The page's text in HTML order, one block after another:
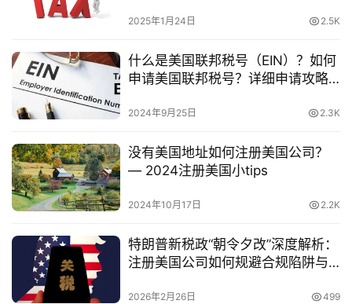
2025年1月24日 2.5K
什么是美国联邦税号（EIN）？如何
申请美国联邦税号？详细申请攻略
2024年9月25日 2.3K
没有美国地址如何注册美国公司？
— 2024注册美国小tips
2024年10月17日 2.2K
特朗普新税政“朝令夕改”深度解析：
注册美国公司如何规避合规陷阱与
2026年2月26日 499